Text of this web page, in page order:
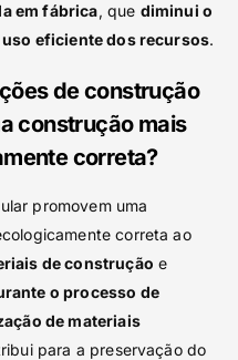
em fábrica, que diminui o
uso eficiente dos recursos.
de construção
construção mais
correta?
promovem uma
correta ao
de construção e
o processo de
de materiais
para a preservação do